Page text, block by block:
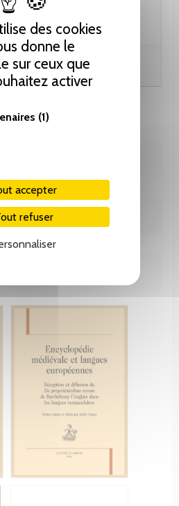
des cookies
donne le
sur ceux que
activer
(1)
accepter
refuser
au panier